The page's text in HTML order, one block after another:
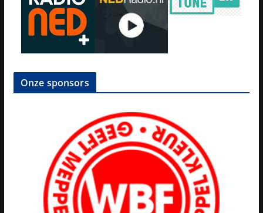
Onze sponsors